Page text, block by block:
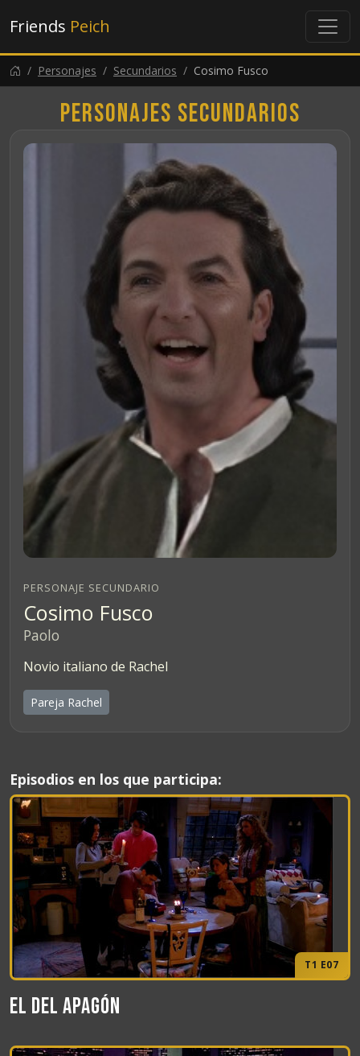
Friends Peich
Personajes Secundarios Cosimo Fusco
Personajes secundarios
PERSONAJE SECUNDARIO
Cosimo Fusco
Paolo
Novio italiano de Rachel
Pareja Rachel
Episodios en los que participa:
T1 E07
El del apagón